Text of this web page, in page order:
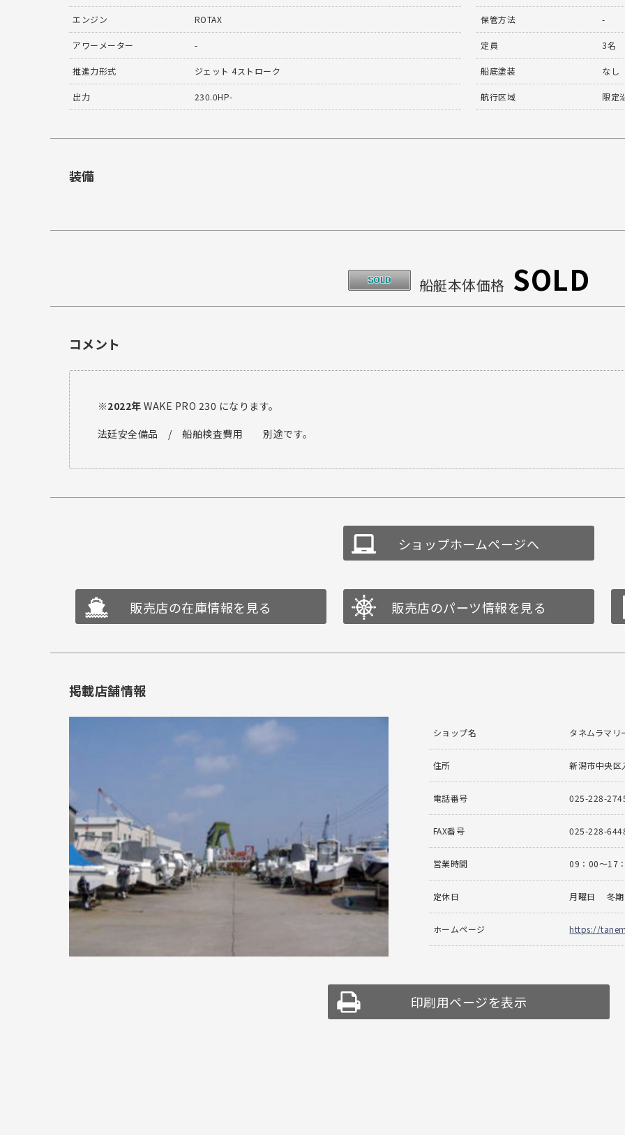
エンジン ROTAX
アワーメーター -
推進力形式 ジェット 4ストローク
出力 230.0HP-
保管方法 -
定員 3名
船底塗装 なし
航行区域 限定
装備
船艇本体価格 SOLD
コメント
※2022年 WAKE PRO 230 になります。
法廷安全備品 / 船舶検査費用 別途です。
ショップホームページへ
販売店の在庫情報を見る 販売店のパーツ情報を見る
掲載店舗情報
ショップ名 タネムラマリ
住所 新潟市中央
電話番号 025-228-
FAX番号 025-228-
営業時間 09：00〜17
定休日 月曜日 冬期
ホームページ https://
印刷用ページを表示